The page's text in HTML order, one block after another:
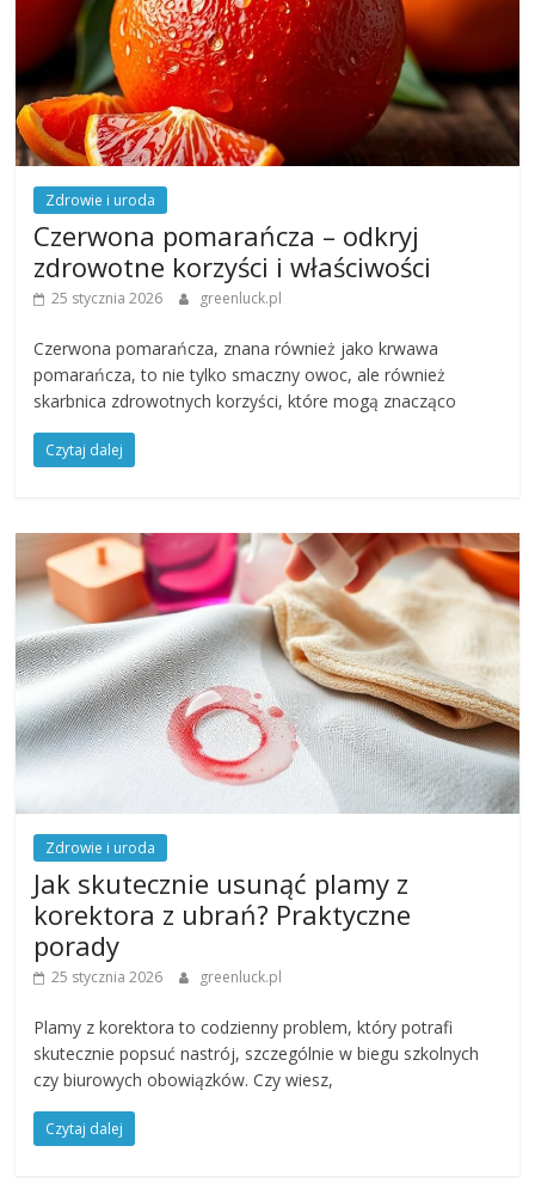
Zdrowie i uroda
Czerwona pomarańcza – odkryj
zdrowotne korzyści i właściwości
25 stycznia 2026 greenluck.pl
Czerwona pomarańcza, znana również jako krwawa
pomarańcza, to nie tylko smaczny owoc, ale również
skarbnica zdrowotnych korzyści, które mogą znacząco
Czytaj dalej
Zdrowie i uroda
Jak skutecznie usunąć plamy z
korektora z ubrań? Praktyczne
porady
25 stycznia 2026 greenluck.pl
Plamy z korektora to codzienny problem, który potrafi
skutecznie popsuć nastrój, szczególnie w biegu szkolnych
czy biurowych obowiązków. Czy wiesz,
Czytaj dalej